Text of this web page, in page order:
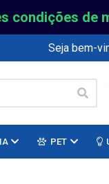
condições de
Seja bem-
PET